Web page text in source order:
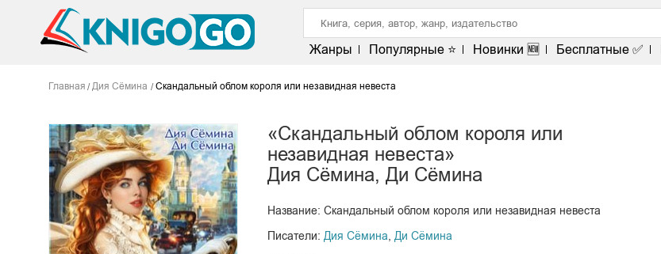
Жанры Популярные ⭐ Новинки 🆕 Бесплатные ✅
Главная Дия Сёмина Скандальный облом короля или незавидная невеста
«Скандальный облом короля или
незавидная невеста»
Дия Сёмина, Ди Сёмина
Название: Скандальный облом короля или незавидная невеста
Писатели: Дия Сёмина Ди Сёмина